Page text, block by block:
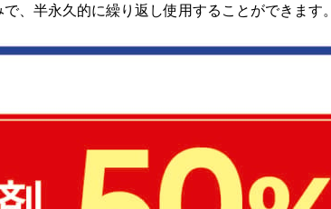
、半永久的に繰り返し使用することができます。